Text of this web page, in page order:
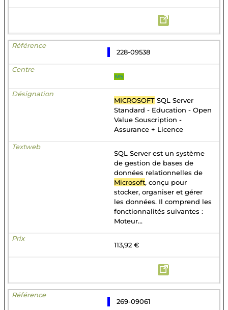
228-09538
MS
MICROSOFT SQL Server
Standard - Education - Open
Value Souscription -
Assurance + Licence
SQL Server est un système
de gestion de bases de
données relationnelles de
Microsoft, conçu pour
stocker, organiser et gérer
les données. Il comprend les
fonctionnalités suivantes :
Moteur...
113,92 €
269-09061